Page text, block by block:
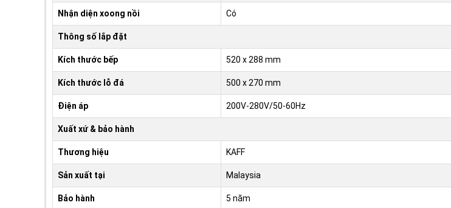
Nhận diện xoong nồi Có
Thông số lắp đặt
Kích thước bếp 520 x 288 mm
Kích thước lỗ đá 500 x 270 mm
Điện áp 200V-280V/50-60Hz
Xuất xứ & bảo hành
Thương hiệu KAFF
Sản xuất tại Malaysia
Bảo hành 5 năm